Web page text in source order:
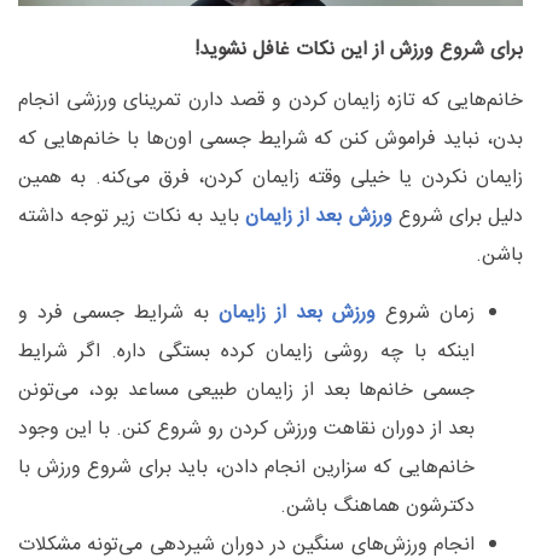
برای شروع ورزش از این نکات غافل نشوید!
خانم‌هایی که تازه زایمان کردن و قصد دارن تمرینای ورزشی انجام
بدن، نباید فراموش کنن که شرایط جسمی اون‌ها با خانم‌هایی که
زایمان نکردن یا خیلی وقته زایمان کردن، فرق می‌کنه. به همین
دلیل برای شروعورزش بعد از زایمانباید به نکات زیر توجه داشته
باشن.
زمان شروع ورزش بعد از زایمان به شرایط جسمی فرد و
اینکه با چه روشی زایمان کرده بستگی داره. اگر شرایط
جسمی خانم‌ها بعد از زایمان طبیعی مساعد بود، می‌تونن
بعد از دوران نقاهت ورزش کردن رو شروع کنن. با این وجود
خانم‌هایی که سزارین انجام دادن، باید برای شروع ورزش با
دکترشون هماهنگ باشن.
انجام ورزش‌های سنگین در دوران شیردهی می‌تونه مشکلات